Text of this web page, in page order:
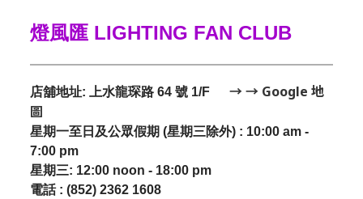
燈風匯 LIGHTING FAN CLUB
店舖地址: 上水龍琛路 64 號 1/F
→ → Google 地
圖
星期一至日及公眾假期 (星期三除外) : 10:00 am -
7:00 pm
星期三: 12:00 noon - 18:00 pm
電話 : (852) 2362 1608